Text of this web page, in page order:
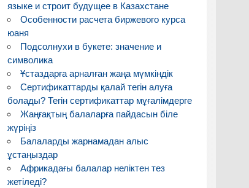
языке и строит будущее в Казахстане
Особенности расчета биржевого курса
юаня
Подсолнухи в букете: значение и
символика
Ұстаздарға арналған жаңа мүмкіндік
Сертификаттарды қалай тегін алуға
болады? Тегін сертификаттар мұғалімдерге
Жаңғақтың балаларға пайдасын біле
жүріңіз
Балаларды жарнамадан алыс
ұстаңыздар
Африкадағы балалар неліктен тез
жетіледі?